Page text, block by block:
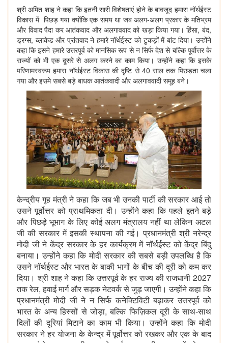
श्री अमित शाह ने कहा कि इतनी सारी विशेषताएं होने के बावजूद हमारा नॉर्थईस्ट
विकास में पिछड़ गया क्योंकि एक समय था जब अलग-अलग प्रकार के मतिभ्रम
और विवाद पैदा कर आतंकवाद और अलगाववाद को खड़ा किया गया। हिंसा, बंद,
ड्रग्स, ब्लाकेड और प्रांतवाद ने हमारे नॉर्थईस्ट को टुकड़ों में बांट दिया। उन्होंने
कहा कि इसने हमारे उत्तरपूर्व को मानसिक रूप से न सिर्फ देश से बल्कि पूर्वोत्तर के
राज्यों को भी एक दूसरे से अलग करने का काम किया। उन्होंने कहा कि इसके
परिणामस्वरूप हमारा नॉर्थईस्ट विकास की दृष्टि से 40 साल तक पिछड़ता चला
गया और इसमे सबसे बड़े बाधक आतंकवादी और अलगाववादी समूह बने।
केन्द्रीय गृह मंत्री ने कहा कि जब भी उनकी पार्टी की सरकार आई तो
उसने पूर्वोत्तर को प्राथमिकता दी। उन्होंने कहा कि पहले इतने बड़े
और पिछड़े भूभाग के लिए कोई अलग मंत्रालय नहीं था लेकिन अटल
जी की सरकार में इसकी स्थापना की गई। प्रधानमंत्री श्री नरेन्द्र
मोदी जी ने केंद्र सरकार के हर कार्यक्रम में नॉर्थईस्ट को केंद्र बिंदु
बनाया। उन्होंने कहा कि मोदी सरकार की सबसे बड़ी उपलब्धि है कि
उसने नॉर्थईस्ट और भारत के बाकी भागों के बीच की दूरी को कम कर
दिया। श्री शाह ने कहा कि उत्तरपूर्व के हर राज्य की राजधानी 2027
तक रेल, हवाई मार्ग और सड़क नेटवर्क से जुड़ जाएगी। उन्होंने कहा कि
प्रधानमंत्री मोदी जी ने न सिर्फ कनेक्टिविटी बढ़ाकर उत्तरपूर्व को
भारत के अन्य हिस्सों से जोड़ा, बल्कि फिज़िकल दूरी के साथ-साथ
दिलों की दूरियां मिटाने का काम भी किया। उन्होंने कहा कि मोदी
सरकार ने हर योजना के केन्द्र में पूर्वोत्तर को रखकर और एक के बाद